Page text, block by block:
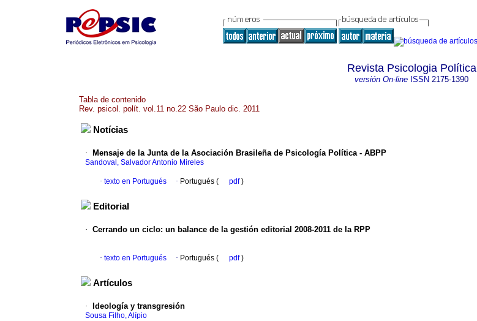
Revista Psicologia Política
versión On-line ISSN 2175-1390
Tabla de contenido
Rev. psicol. polít. vol.11 no.22 São Paulo dic. 2011
Notícias
· Mensaje de la Junta de la Asociación Brasileña de Psicología Política - ABPP
Sandoval, Salvador Antonio Mireles
· texto en Portugués · Portugués ( pdf)
Editorial
· Cerrando un ciclo: un balance de la gestión editorial 2008-2011 de la RPP
· texto en Portugués · Portugués ( pdf)
Artículos
· Ideología y transgresión
Sousa Filho, Alípio